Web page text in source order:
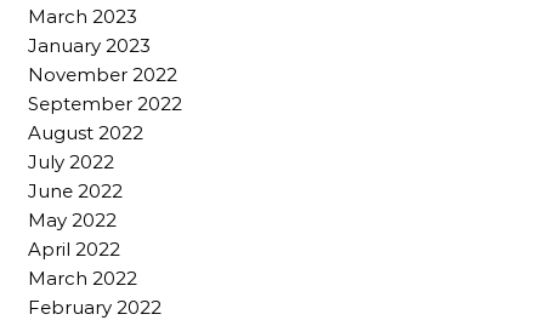
March 2023
January 2023
November 2022
September 2022
August 2022
July 2022
June 2022
May 2022
April 2022
March 2022
February 2022